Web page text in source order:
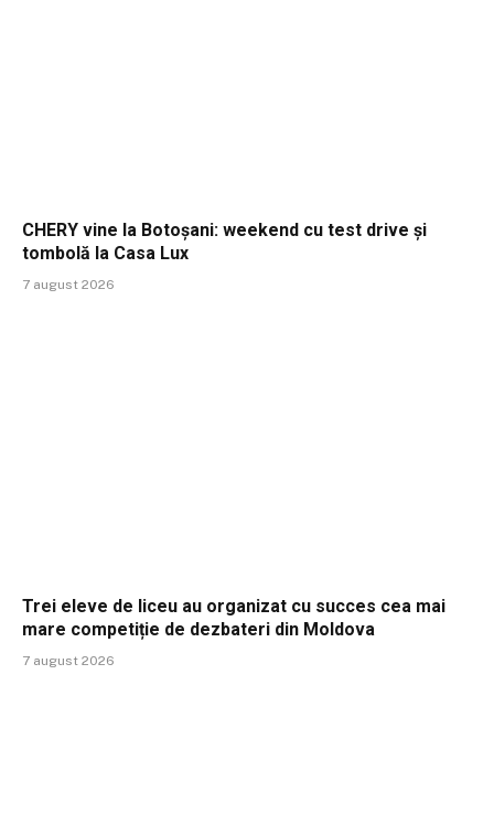
CHERY vine la Botoșani: weekend cu test drive și
tombolă la Casa Lux
7 august 2026
Trei eleve de liceu au organizat cu succes cea mai
mare competiție de dezbateri din Moldova
7 august 2026